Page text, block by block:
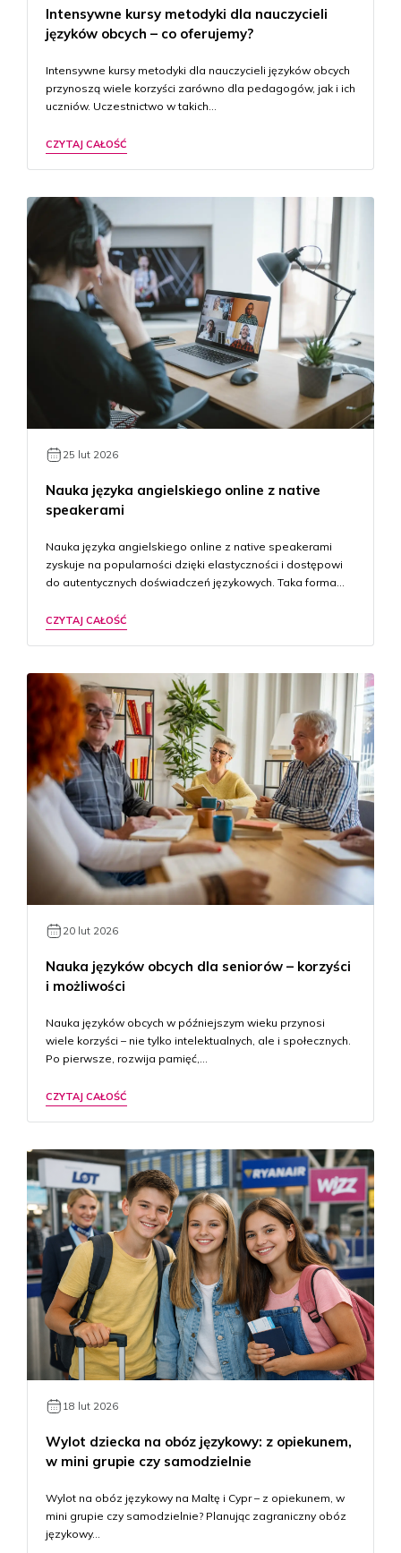
Intensywne kursy metodyki dla nauczycieli
języków obcych – co oferujemy?
Intensywne kursy metodyki dla nauczycieli języków obcych
przynoszą wiele korzyści zarówno dla pedagogów, jak i ich
uczniów. Uczestnictwo w takich…
CZYTAJ CAŁOŚĆ
25 lut 2026
Nauka języka angielskiego online z native
speakerami
Nauka języka angielskiego online z native speakerami
zyskuje na popularności dzięki elastyczności i dostępowi
do autentycznych doświadczeń językowych. Taka forma…
CZYTAJ CAŁOŚĆ
20 lut 2026
Nauka języków obcych dla seniorów – korzyści
i możliwości
Nauka języków obcych w późniejszym wieku przynosi
wiele korzyści – nie tylko intelektualnych, ale i społecznych.
Po pierwsze, rozwija pamięć,…
CZYTAJ CAŁOŚĆ
18 lut 2026
Wylot dziecka na obóz językowy: z opiekunem,
w mini grupie czy samodzielnie
Wylot na obóz językowy na Maltę i Cypr – z opiekunem, w
mini grupie czy samodzielnie? Planując zagraniczny obóz
językowy…